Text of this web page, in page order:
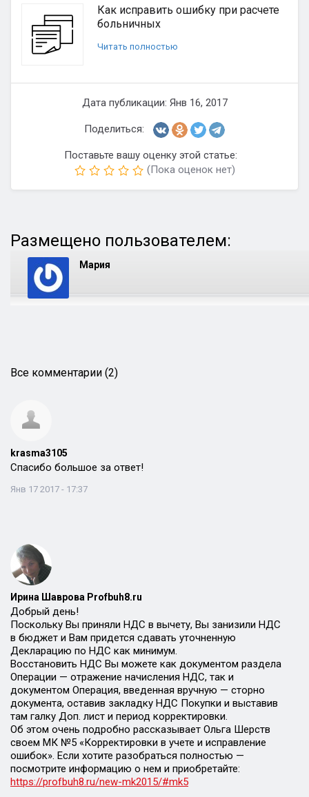
Как исправить ошибку при расчете
больничных
Читать полностью
Дата публикации: Янв 16, 2017
Поделиться:
Поставьте вашу оценку этой статье:
(Пока оценок нет)
Размещено пользователем:
Мария
Все комментарии (2)
krasma3105
Спасибо большое за ответ!
Янв 17 2017 - 17:37
Ирина Шаврова Profbuh8.ru
Добрый день!
Поскольку Вы приняли НДС в вычету, Вы занизили НДС
в бюджет и Вам придется сдавать уточненную
Декларацию по НДС как минимум.
Восстановить НДС Вы можете как документом раздела
Операции — отражение начисления НДС, так и
документом Операция, введенная вручную — сторно
документа, оставив закладку НДС Покупки и выставив
там галку Доп. лист и период корректировки.
Об этом очень подробно рассказывает Ольга Шерств
своем МК №5 «Корректировки в учете и исправление
ошибок». Если хотите разобраться полностью —
посмотрите информацию о нем и приобретайте:
https://profbuh8.ru/new-mk2015/#mk5